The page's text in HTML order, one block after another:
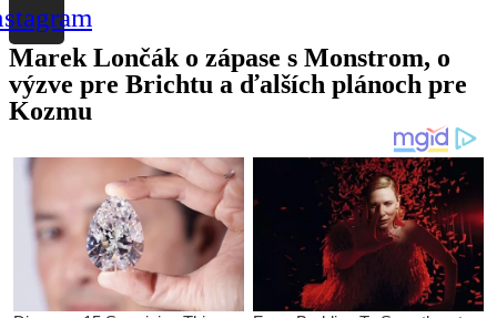
Marek Lončák o zápase s Monstrom, o
výzve pre Brichtu a ďalších plánoch pre
Kozmu